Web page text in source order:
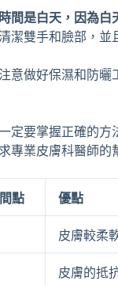
間是白天，因為
潔雙手和臉部，並
意做好保濕和防
定要掌握正確的
專業皮膚科醫師的
點 優點
皮膚較柔
皮膚的抵